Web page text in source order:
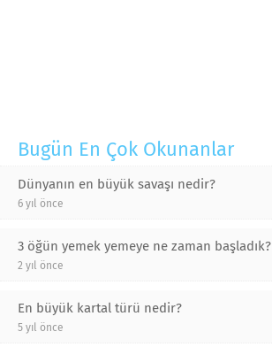
Bugün En Çok Okunanlar
Dünyanın en büyük savaşı nedir?
6 yıl önce
3 öğün yemek yemeye ne zaman başladık?
2 yıl önce
En büyük kartal türü nedir?
5 yıl önce